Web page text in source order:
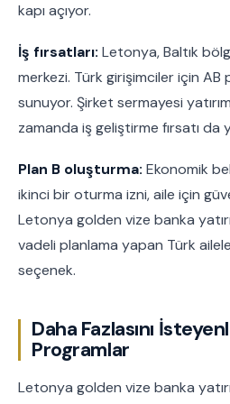
kapı açıyor.
İş fırsatları: Letonya, Baltık
merkezi. Türk girişimciler için AB
sunuyor. Şirket sermayesi
zamanda iş geliştirme fırsatı da
Plan B oluşturma: Ekonomik
ikinci bir oturma izni, aile için
Letonya golden vize banka
vadeli planlama yapan Türk
seçenek.
Daha Fazlasını
Programlar
Letonya golden vize banka